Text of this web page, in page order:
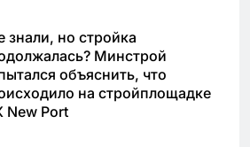
знали, но стройка
Минстрой
объяснить, что
на стройплощадке
Port